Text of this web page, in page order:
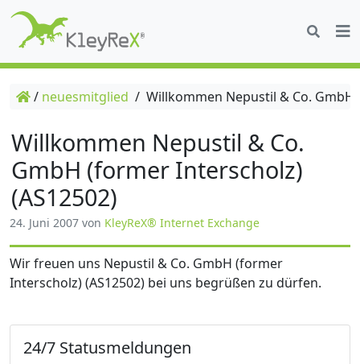
/ neuesmitglied / Willkommen Nepustil & Co.
Willkommen Nepustil & Co.
GmbH (former Interscholz)
(AS12502)
24. Juni 2007 von KleyReX® Internet Exchange
Wir freuen uns Nepustil & Co. GmbH (former
Interscholz) (AS12502) bei uns begrüßen zu dürfen.
24/7 Statusmeldungen